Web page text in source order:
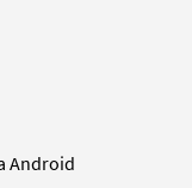
Android